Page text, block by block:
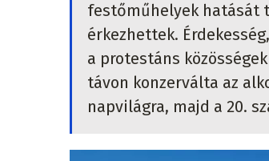
festőműhelyek hatását
érkezhettek.
a protestáns
távon konzerválta az
napvilágra, majd a 20.